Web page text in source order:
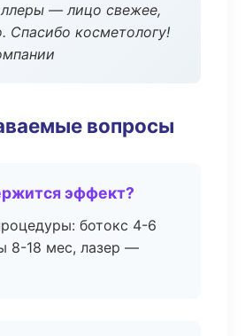
— лицо свежее,
Спасибо косметологу!
вопросы
эффект?
ботокс 4-6
8-18 мес, лазер —